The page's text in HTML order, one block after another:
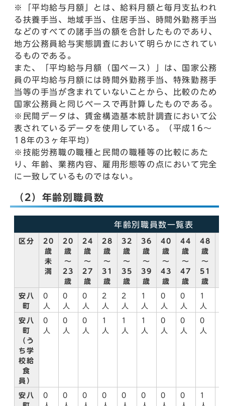
※「平均給与月額」とは、給料月額と毎月支払われ
る扶養手当、地域手当、住居手当、時間外勤務手当
などのすべての諸手当の額を合計したものであり、
地方公務員給与実態調査において明らかにされてい
るものである。
また、「平均給与月額（国ベース）」は、国家公務
員の平均給与月額には時間外勤務手当、特殊勤務手
当等の手当が含まれていないことから、比較のため
国家公務員と同じベースで再計算したものである。
※民間データは、賃金構造基本統計調査において公
表されているデータを使用している。（平成16～
18年の3ヶ年平均）
※技能労務職の職種と民間の職種等の比較にあた
り、年齢、業務内容、雇用形態等の点において完全
に一致しているものではない。
（2）年齢別職員数
年齢別職員数一覧表
区分
20
歳
未
満
20
歳
～
23
歳
24
歳
～
27
歳
28
歳
～
31
歳
32
歳
～
35
歳
36
歳
～
39
歳
40
歳
～
43
歳
44
歳
～
47
歳
48
歳
～
51
歳
安八
町
0
人
0
人
0
人
2
人
2
人
1
人
0
人
0
人
1
人
安八
町
（う
ち学
校給
食
員）
0
人
0
人
0
人
1
人
1
人
1
人
0
人
0
人
0
人
安八
0
0
0
0
0
0
0
0
1